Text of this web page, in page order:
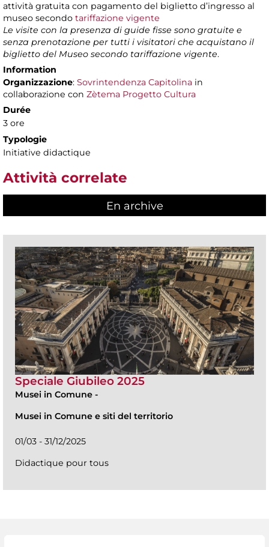
attività gratuita con pagamento del biglietto d’ingresso al
museo secondo tariffazione vigente
Le visite con la presenza di guide fisse sono gratuite e
senza prenotazione per tutti i visitatori che acquistano il
biglietto del Museo secondo tariffazione vigente.
Information
Organizzazione: Sovrintendenza Capitolina in
collaborazione con Zètema Progetto Cultura
Durée
3 ore
Typologie
Initiative didactique
Attività correlate
En archive
Speciale Giubileo 2025
Musei in Comune -
Musei in Comune e siti del territorio
01/03 - 31/12/2025
Didactique pour tous